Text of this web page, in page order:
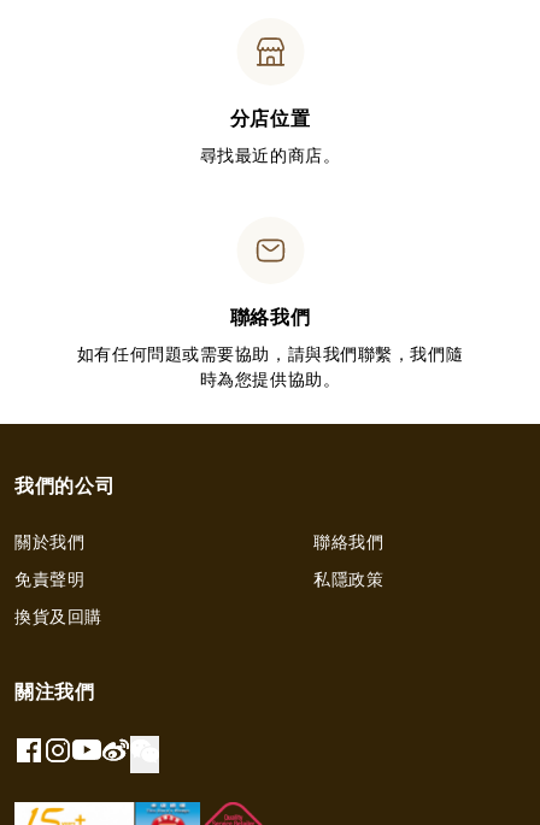
分店位置
尋找最近的商店。
聯絡我們
如有任何問題或需要協助，請與我們聯繫，我們隨
時為您提供協助。
我們的公司
關於我們
聯絡我們
免責聲明
私隱政策
換貨及回購
關注我們